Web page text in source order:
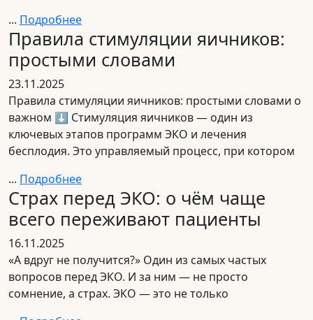
... Подробнее
Правила стимуляции яичников:
простыми словами
23.11.2025
Правила стимуляции яичников: простыми словами о
важном ⬇️ Стимуляция яичников — один из
ключевых этапов программ ЭКО и лечения
бесплодия. Это управляемый процесс, при котором
... Подробнее
Страх перед ЭКО: о чём чаще
всего переживают пациенты
16.11.2025
«А вдруг не получится?» Один из самых частых
вопросов перед ЭКО. И за ним — не просто
сомнение, а страх. ЭКО — это не только